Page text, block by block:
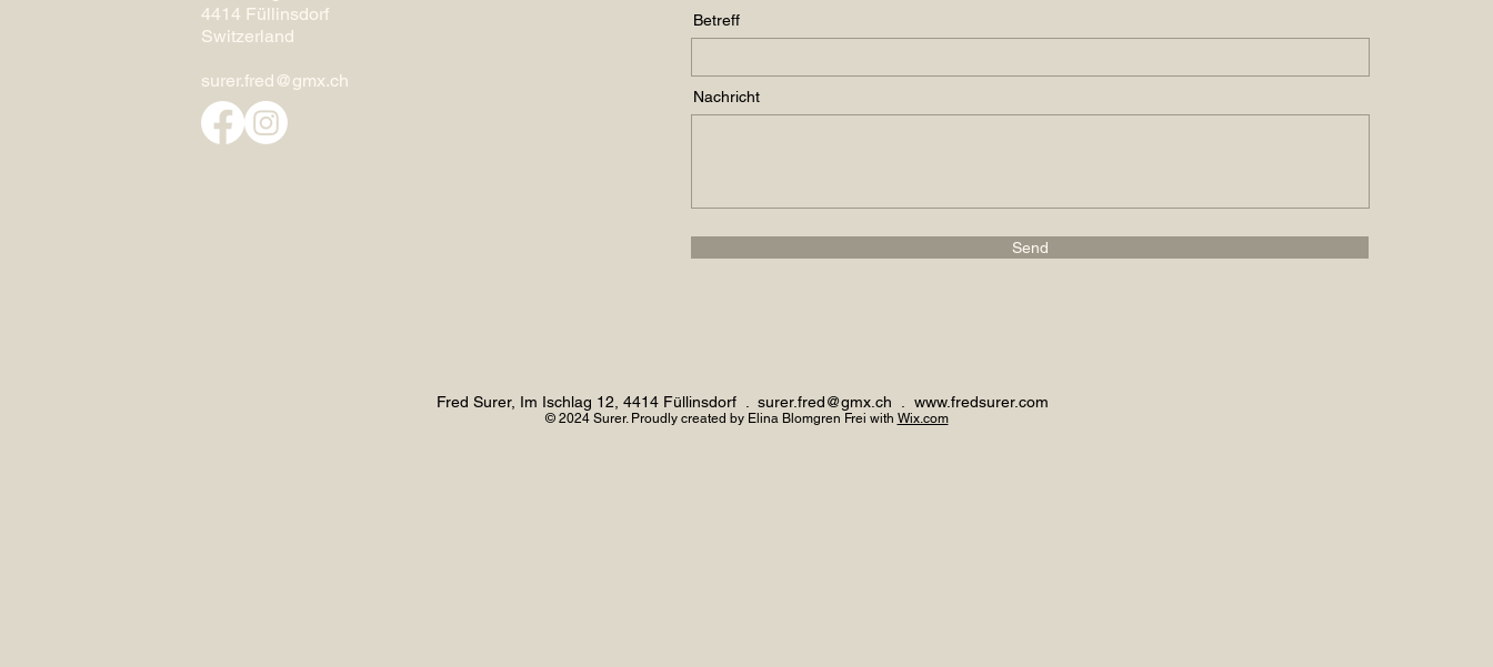
Betreff
Nachricht
Send
4414 Füllinsdorf
Switzerland
surer.fred@gmx.ch
Fred Surer, Im Ischlag 12, 4414 Füllinsdorf . surer.fred@gmx.ch www.fredsurer.com
© 2024Surer. Proudly created by Elina Blomgren Frei with Wix.com